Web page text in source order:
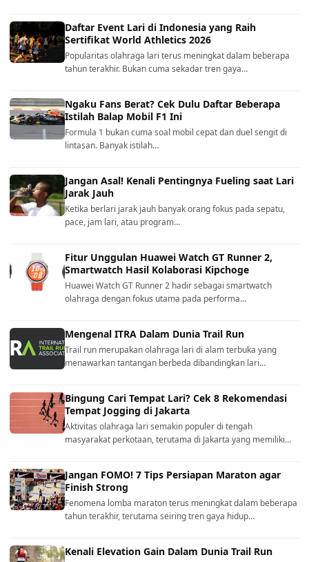
Daftar Event Lari di Indonesia yang Raih
Sertifikat World Athletics 2026
Popularitas olahraga lari terus meningkat dalam beberapa
tahun terakhir. Bukan cuma sekadar tren gaya…
Ngaku Fans Berat? Cek Dulu Daftar Beberapa
Istilah Balap Mobil F1 Ini
Formula 1 bukan cuma soal mobil cepat dan duel sengit di
lintasan. Banyak istilah…
Jangan Asal! Kenali Pentingnya Fueling saat Lari
Jarak Jauh
Ketika berlari jarak jauh banyak orang fokus pada sepatu,
pace, jam lari, atau program…
Fitur Unggulan Huawei Watch GT Runner 2,
Smartwatch Hasil Kolaborasi Kipchoge
Huawei Watch GT Runner 2 hadir sebagai smartwatch
olahraga dengan fokus utama pada performa…
Mengenal ITRA Dalam Dunia Trail Run
Trail run merupakan olahraga lari di alam terbuka yang
menawarkan tantangan berbeda dibandingkan lari…
Bingung Cari Tempat Lari? Cek 8 Rekomendasi
Tempat Jogging di Jakarta
Aktivitas olahraga lari semakin populer di tengah
masyarakat perkotaan, terutama di Jakarta yang memiliki…
Jangan FOMO! 7 Tips Persiapan Maraton agar
Finish Strong
Fenomena lomba maraton terus meningkat dalam beberapa
tahun terakhir, terutama seiring tren gaya hidup…
Kenali Elevation Gain Dalam Dunia Trail Run